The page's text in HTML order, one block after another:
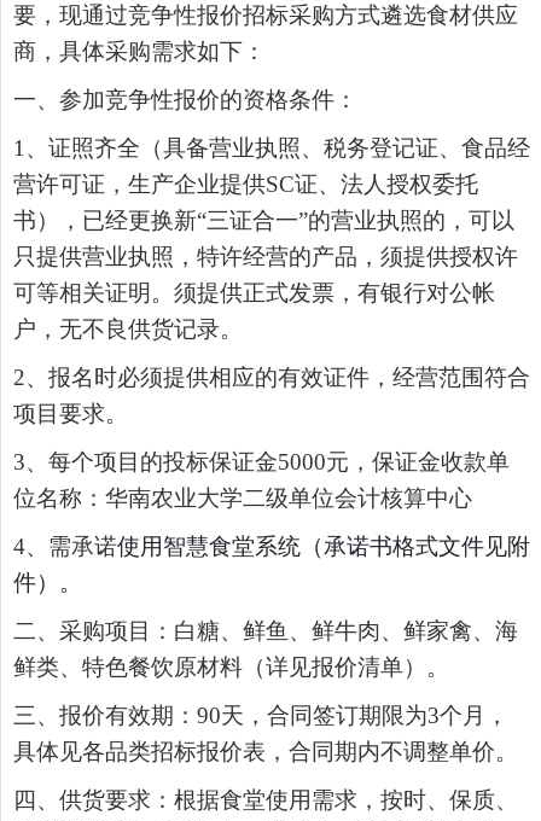
要，现通过竞争性报价招标采购方式遴选食材供应
商，具体采购需求如下：
一、参加竞争性报价的资格条件：
1 、证照齐全（具备营业执照、税务登记证、食品经
营许可证，生产企业提供SC证、法人授权委托
书），已经更换新“三证合一”的营业执照的，可以
只提供营业执照，特许经营的产品，须提供授权许
可等相关证明。须提供正式发票，有银行对公帐
户，无不良供货记录。
2、报名时必须提供相应的有效证件，经营范围符合
项目要求。
3、每个项目的投标保证金5000元， 保证金收款单
位名称：华南农业大学二级单位会计核算中心
4、需承诺使用智慧食堂系统（承诺书格式文件见附
件）。
二、采购项目：白糖、鲜鱼、鲜牛肉、鲜家禽、海
鲜类、特色餐饮原材料（详见报价清单）。
三、报价有效期： 90天，合同签订期限为3个月，
具体见各品类招标报价表，合同期内不调整单价。
四、供货要求：根据食堂使用需求，按时、保质、